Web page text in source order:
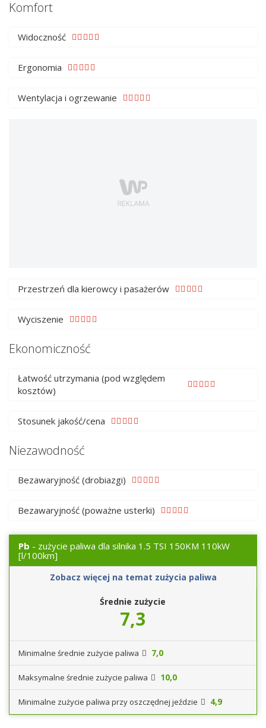
Komfort
Widoczność
Ergonomia
Wentylacja i ogrzewanie
Przestrzeń dla kierowcy i pasażerów
Wyciszenie
Ekonomiczność
Łatwość utrzymania (pod względem
kosztów)
Stosunek jakość/cena
Niezawodność
Bezawaryjność (drobiazgi)
Bezawaryjność (poważne usterki)
Pb - zużycie paliwa dla silnika 1.5 TSI 150KM 110kW
[l/100km]
Średnie zużycie
7,3
Minimalne średnie zużycie paliwa 7,0
Maksymalne średnie zużycie paliwa 10,0
Minimalne zużycie paliwa przy oszczędnej jeździe 4,9
Zobacz więcej na temat zużycia paliwa